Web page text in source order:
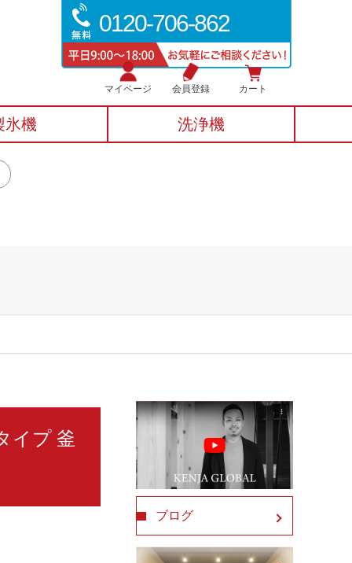
0120-706-862
マイページ 会員登録 カート
氷機 洗浄機
イプ 釜
ブログ